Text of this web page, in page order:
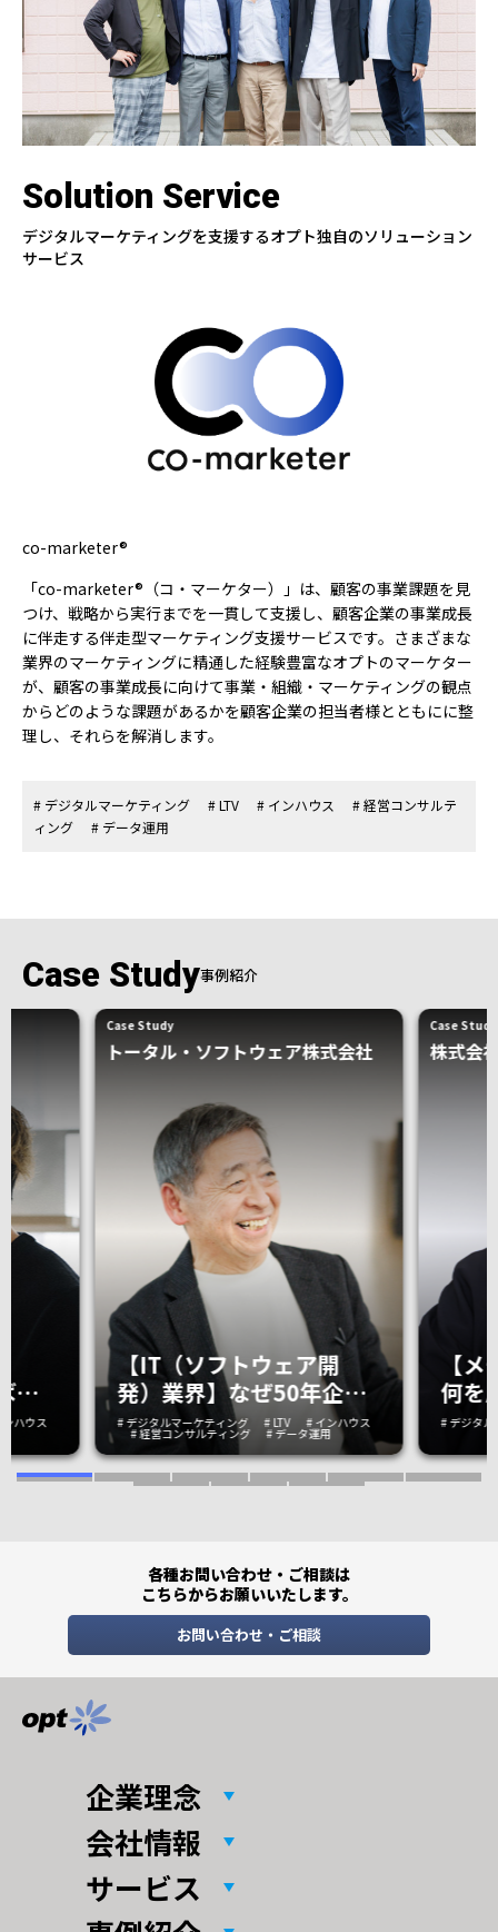
Solution Service
デジタルマーケティングを支援するオプト独自のソリューション
サービス
co-marketer®
「co-marketer®（コ・マーケター）」は、顧客の事業課題を見
つけ、戦略から実行までを一貫して支援し、顧客企業の事業成長
に伴走する伴走型マーケティング支援サービスです。さまざまな
業界のマーケティングに精通した経験豊富なオプトのマーケター
が、顧客の事業成長に向けて事業・組織・マーケティングの観点
からどのような課題があるかを顧客企業の担当者様とともにに整
理し、それらを解消します。
# デジタルマーケティング # LTV # インハウス
# 経営コンサルテ
ィング
# データ運用
Case Study事例紹介
間
段
目
決
ハウス
Case Study
トータル・ソフトウェア株式会社
【IT（ソフトウェア開
発）業界】なぜ50年企業
は再成長できたのか。“組
織の接続”から始まった経
営改革
# デジタルマーケティング # LTV # インハウス
# 経営コンサルティング # データ運用
Case Study
株式会
【
何を
た再
滞し
道へ
# デジタル
各種お問い合わせ・ご相談は
こちらからお願いいたします。
お問い合わせ・ご相談
企業理念
会社情報
サービス